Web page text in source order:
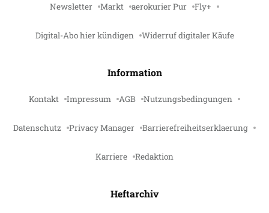
Newsletter Markt aerokurier Pur Fly+
Digital-Abo hier kündigen Widerruf digitaler Käufe
Information
Kontakt Impressum AGB Nutzungsbedingungen
Datenschutz Privacy Manager Barrierefreiheitserklaerung
Karriere Redaktion
Heftarchiv